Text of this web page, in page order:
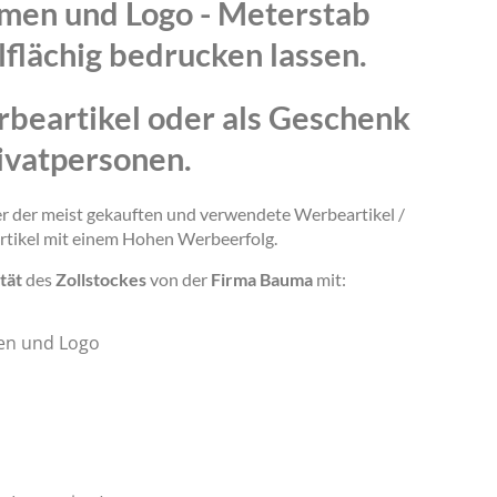
und Logo - Meterstab
bedrucken lassen.
oder als Geschenk
der meist gekauften und verwendete Werbeartikel /
mit einem Hohen Werbeerfolg.
des Zollstockesvon der Firma Bauma mit:
und Logo